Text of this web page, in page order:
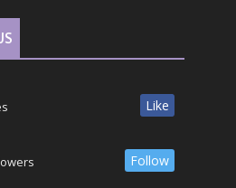
Like
Follow